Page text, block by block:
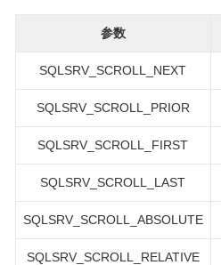
参数
SQLSRV_SCROLL_NEXT
SQLSRV_SCROLL_PRIOR
SQLSRV_SCROLL_FIRST
SQLSRV_SCROLL_LAST
SQLSRV_SCROLL_ABSOLUTE
SQLSRV_SCROLL_RELATIVE